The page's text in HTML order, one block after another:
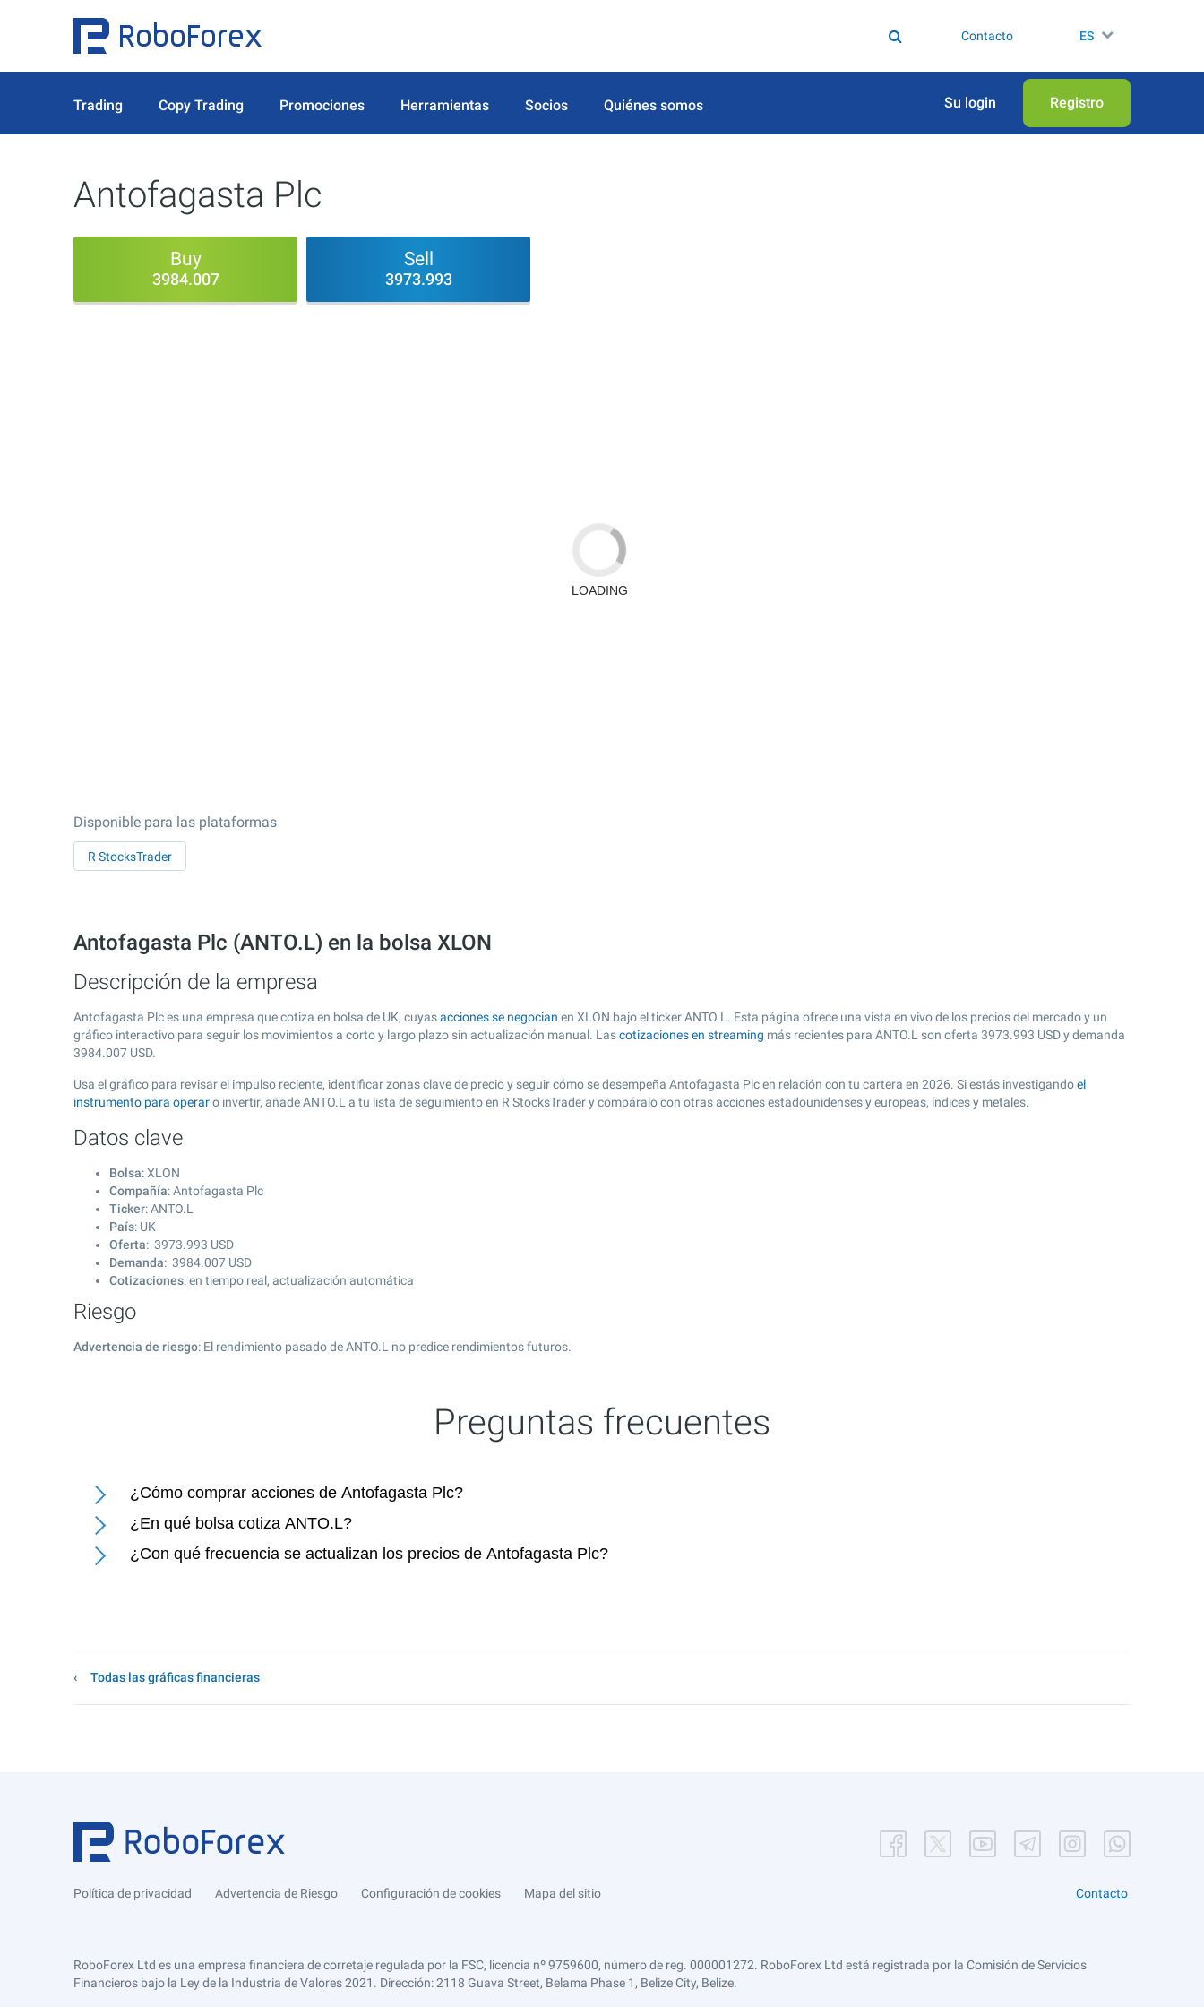
Contacto ES
Trading Copy Trading Promociones Herramientas Socios Quiénes somos Su login Registro
Antofagasta Plc
Buy
3984.007
Sell
3973.993
Disponible para las plataformas
R StocksTrader
Antofagasta Plc (ANTO.L) en la bolsa XLON
Descripción de la empresa
Antofagasta Plc es una empresa que cotiza en bolsa de UK, cuyasacciones se negocian en XLON bajo el ticker ANTO.L. Esta página ofrece una vista en vivo de los precios del mercado y un
gráfico interactivo para seguir los movimientos a corto y largo plazo sin actualización manual. Lascotizaciones en streaming más recientes para ANTO.L son oferta 3973.993 USD y demanda
3984.007 USD.
Usa el gráfico para revisar el impulso reciente, identificar zonas clave de precio y seguir cómo se desempeña Antofagasta Plc en relación con tu cartera en 2026. Si estás investigandoel
instrumento para operaro invertir, añade ANTO.L a tu lista de seguimiento en R StocksTrader y compáralo con otras acciones estadounidenses y europeas, índices y metales.
Datos clave
Bolsa: XLON
Compañía: Antofagasta Plc
Ticker: ANTO.L
País: UK
Oferta: 3973.993 USD
Demanda: 3984.007 USD
Cotizaciones: en tiempo real, actualización automática
Riesgo
Advertencia de riesgo: El rendimiento pasado de ANTO.L no predice rendimientos futuros.
Preguntas frecuentes
¿Cómo comprar acciones de Antofagasta Plc?
¿En qué bolsa cotiza ANTO.L?
¿Con qué frecuencia se actualizan los precios de Antofagasta Plc?
Todas las gráficas financieras
Política de privacidad Advertencia de Riesgo Configuración de cookies Mapa del sitio Contacto
RoboForex Ltd es una empresa financiera de corretaje regulada por la FSC, licencia nº 9759600, número de reg. 000001272. RoboForex Ltd está registrada por la Comisión de Servicios
Financieros bajo la Ley de la Industria de Valores 2021. Dirección: 2118 Guava Street, Belama Phase 1, Belize City, Belize.